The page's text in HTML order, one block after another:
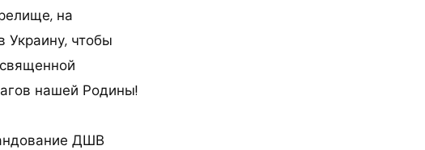
на
Украину, чтобы
нашей Родины!
ДШВ